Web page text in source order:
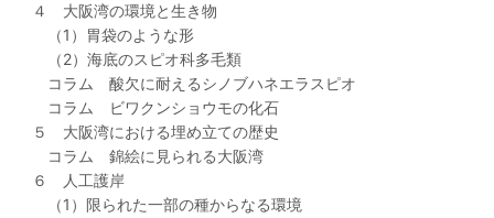
４ 大阪湾の環境と生き物
（1）胃袋のような形
（2）海底のスピオ科多毛類
コラム 酸欠に耐えるシノブハネエラスピオ
コラム ビワクンショウモの化石
５ 大阪湾における埋め立ての歴史
コラム 錦絵に見られる大阪湾
６ 人工護岸
（1）限られた一部の種からなる環境